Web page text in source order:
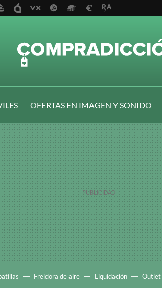
OFERTAS EN IMAGEN Y SONIDO
Freidora de aire Liquidación Outlet